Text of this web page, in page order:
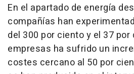
En el apartado de energía
compañías han
del 300 por ciento y el 37
empresas ha sufrido un
costes cercano al 50 por